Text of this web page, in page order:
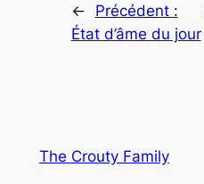
←
Précédent :
État d’âme du jour
The Crouty Family